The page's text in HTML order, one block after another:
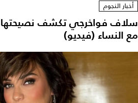
أخبار النجوم
سلاف فواخرجي تكشف نصيحتها
مع النساء (فيديو)